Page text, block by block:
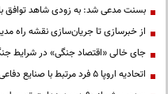
بسنت مدعی شد: به زودی شاهد توافق با
از خبرسازی تا جریان‌سازی نقشه راه
جای خالی «اقتصاد جنگی» در شرایط
اتحادیه اروپا ۵ فرد مرتبط با صنایع دفاعی روسیه را تحریم کرد